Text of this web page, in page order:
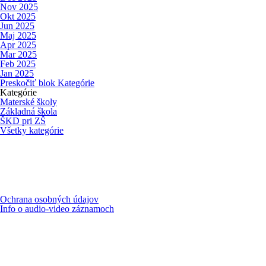
Nov 2025
Okt 2025
Jun 2025
Maj 2025
Apr 2025
Mar 2025
Feb 2025
Jan 2025
Preskočiť blok Kategórie
Kategórie
Materské školy
Základná škola
ŠKD pri ZŠ
Všetky kategórie
Ochrana osobných údajov
Info o audio-video záznamoch